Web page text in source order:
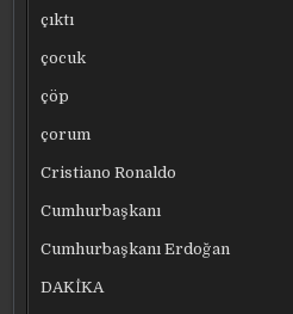
çıktı
çocuk
çöp
çorum
Cristiano Ronaldo
Cumhurbaşkanı
Cumhurbaşkanı Erdoğan
DAKİKA